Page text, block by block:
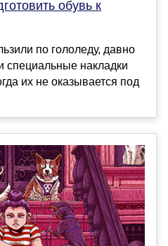
обувь к
по гололеду, давно
специальные накладки
их не оказывается под